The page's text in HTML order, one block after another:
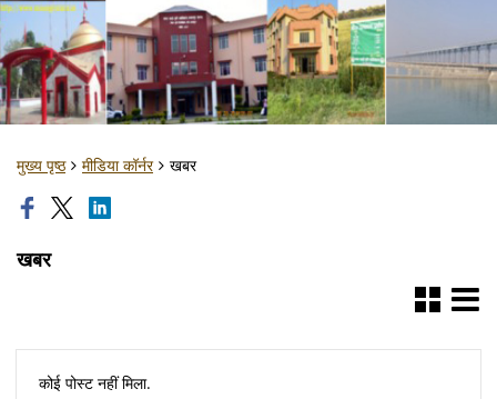
मुख्य पृष्ठ मीडिया कॉर्नर खबर
खबर
कोई पोस्ट नहीं मिला.